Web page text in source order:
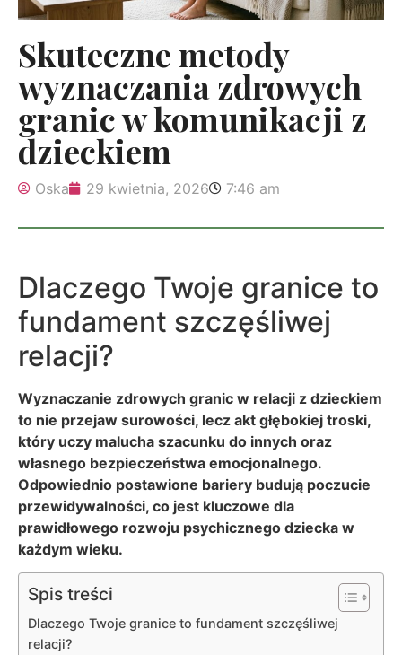
Skuteczne metody
wyznaczania zdrowych
granic w komunikacji z
dzieckiem
Oska 29 kwietnia, 2026 7:46 am
Dlaczego Twoje granice to
fundament szczęśliwej
relacji?
Wyznaczanie zdrowych granic w relacji z dzieckiem
to nie przejaw surowości, lecz akt głębokiej troski,
który uczy malucha szacunku do innych oraz
własnego bezpieczeństwa emocjonalnego.
Odpowiednio postawione bariery budują poczucie
przewidywalności, co jest kluczowe dla
prawidłowego rozwoju psychicznego dziecka w
każdym wieku.
Spis treści
Dlaczego Twoje granice to fundament szczęśliwej
relacji?